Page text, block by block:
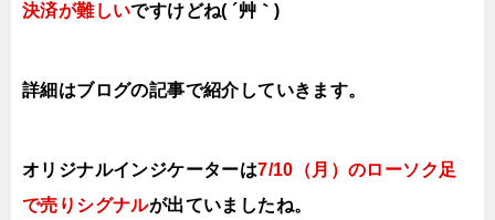
決済が難しいですけどね( ´艸｀)
詳細はブログの記事で紹介していきます。
オリジナルインジケーターは7/10（月）のローソク足
で売り シグナルが出ていましたね。